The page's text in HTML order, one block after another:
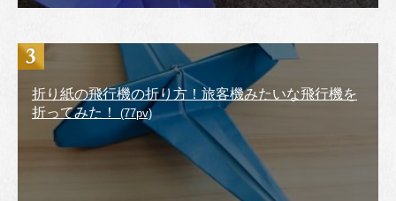
折り紙の飛行機の折り方！旅客機みたいな飛行機を
折ってみた！
(77pv)